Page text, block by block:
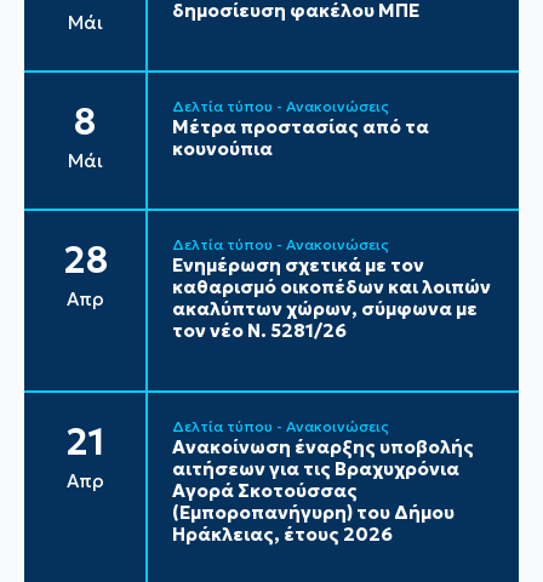
Μάι
δημοσίευση φακέλου ΜΠΕ
8
Μάι
Δελτία τύπου - Ανακοινώσεις
Μέτρα προστασίας από τα
κουνούπια
28
Απρ
Δελτία τύπου - Ανακοινώσεις
Ενημέρωση σχετικά με τον
καθαρισμό οικοπέδων και λοιπών
ακαλύπτων χώρων, σύμφωνα με
τον νέο Ν. 5281/26
21
Απρ
Δελτία τύπου - Ανακοινώσεις
Ανακοίνωση έναρξης υποβολής
αιτήσεων για τις Βραχυχρόνια
Αγορά Σκοτούσσας
(Εμποροπανήγυρη) του Δήμου
Ηράκλειας, έτους 2026